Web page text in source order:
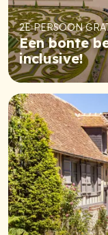
2E PERSOON
Een bonte
inclusive!